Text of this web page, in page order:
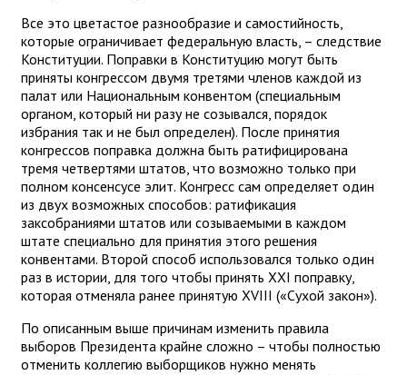
Все это цветастое разнообразие и самостийность,
которые ограничивает федеральную власть, – следствие
Конституции. Поправки в Конституцию могут быть
приняты конгрессом двумя третями членов каждой из
палат или Национальным конвентом (специальным
органом, который ни разу не созывался, порядок
избрания так и не был определен). После принятия
конгрессов поправка должна быть ратифицирована
тремя четвертями штатов, что возможно только при
полном консенсусе элит. Конгресс сам определяет один
из двух возможных способов: ратификация
заксобраниями штатов или созываемыми в каждом
штате специально для принятия этого решения
конвентами. Второй способ использовался только один
раз в истории, для того чтобы принять XXI поправку,
которая отменяла ранее принятую XVIII («Сухой закон»).
По описанным выше причинам изменить правила
выборов Президента крайне сложно – чтобы полностью
отменить коллегию выборщиков нужно менять